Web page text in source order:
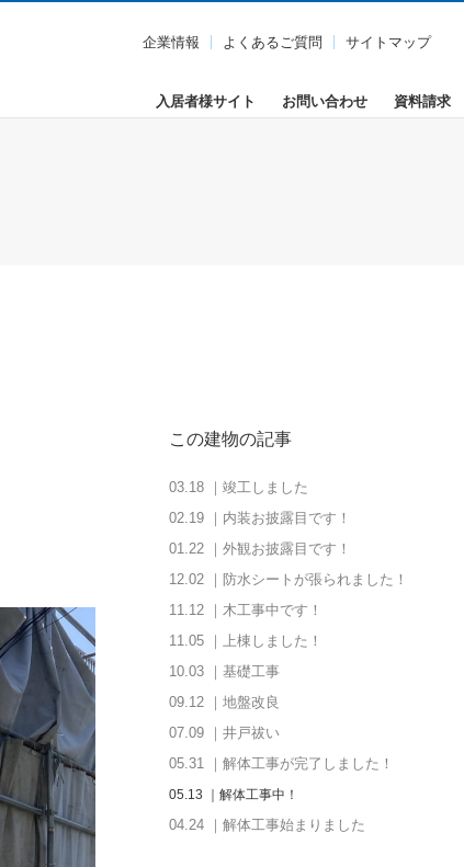
企業情報 よくあるご質問 サイトマップ
入居者様サイト お問い合わせ 資料請求
この建物の記事
03.18 ｜竣工しました
02.19 ｜内装お披露目です！
01.22 ｜外観お披露目です！
12.02 ｜防水シートが張られました！
11.12 ｜木工事中です！
11.05 ｜上棟しました！
10.03 ｜基礎工事
09.12 ｜地盤改良
07.09 ｜井戸祓い
05.31 ｜解体工事が完了しました！
05.13 ｜解体工事中！
04.24 ｜解体工事始まりました